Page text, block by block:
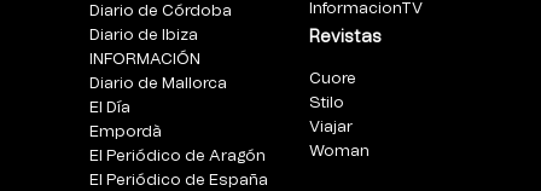
Diario de Córdoba
Diario de Ibiza
INFORMACIÓN
Diario de Mallorca
El Día
Empordà
El Periódico de Aragón
El Periódico de España
InformacionTV
Revistas
Cuore
Stilo
Viajar
Woman